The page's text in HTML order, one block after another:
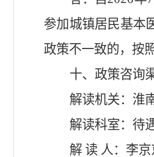
参加城镇居民基本
政策不一致的，按
十、 政策咨询
解读机关：淮
解读科室：待
解 读 人：李京